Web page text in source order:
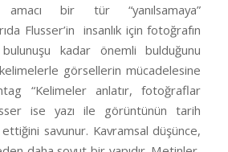
amacı bir tür “yanılsamaya”
Flusser’in insanlık için fotoğrafın
bulunuşu kadar önemli bulduğunu
görsellerin mücadelesine
“Kelimeler anlatır, fotoğraflar
ise yazı ile görüntünün tarih
savunur. Kavramsal düşünce,